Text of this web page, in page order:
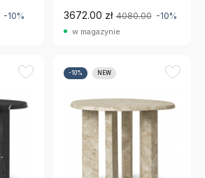
-10% 3672.00 zł 4080.00 -10%
w magazynie
-10% NEW